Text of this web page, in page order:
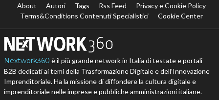
About Autori Tags Rss Feed
Privacy e Cookie Policy
Terms&Conditions Contenuti Specialistici
Cookie Center
Nextwork360 è il più grande network in Italia di testate e portali
B2B dedicati ai temi della Trasformazione Digitale e dell’Innovazione
Imprenditoriale. Ha la missione di diffondere la cultura digitale e
imprenditoriale nelle imprese e pubbliche amministrazioni italiane.